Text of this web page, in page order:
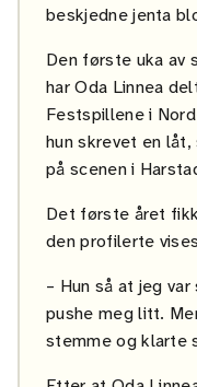
beskjedne jenta
Den første uka av
har Oda Linnea
Festspillene i
hun skrevet en
på scenen i
Det første året
den profilerte
– Hun så at jeg
pushe meg litt.
stemme og klarte